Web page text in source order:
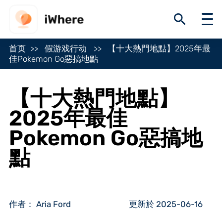
首页 假游戏行动
【十大熱門地點】2025年最
佳Pokemon Go惡搞地點
【十大熱門地點】
2025年最佳
Pokemon Go惡搞地
點
作者： Aria Ford
更新於 2025-06-16